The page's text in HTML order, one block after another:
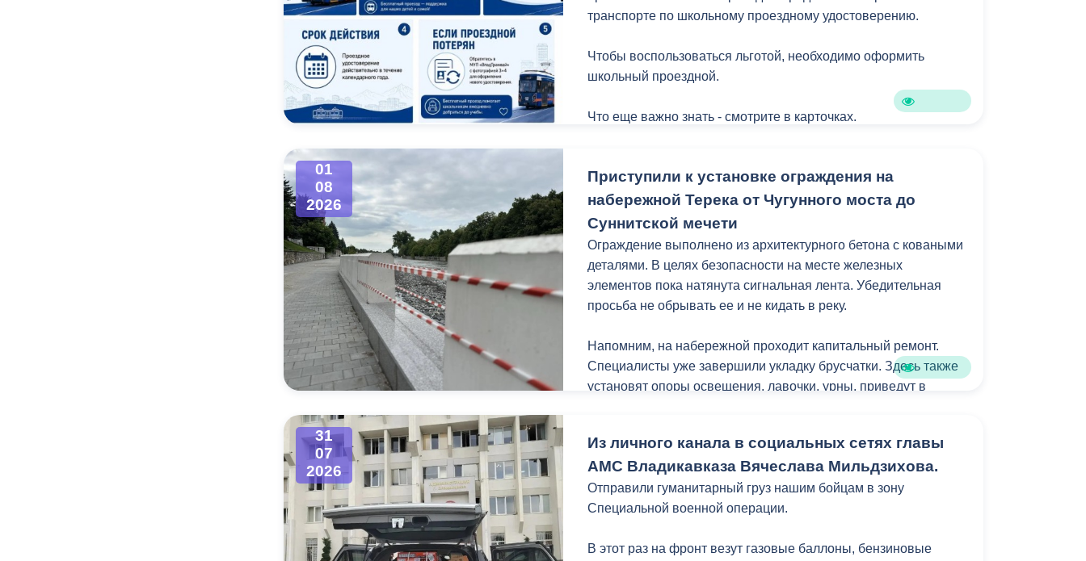
транспорте по школьному проездному удостоверению.
Чтобы воспользоваться льготой, необходимо оформить
школьный проездной.
Что еще важно знать - смотрите в карточках.
01
08
2026
Приступили к установке ограждения на
набережной Терека от Чугунного моста до
Суннитской мечети
Ограждение выполнено из архитектурного бетона с коваными
деталями. В целях безопасности на месте железных
элементов пока натянута сигнальная лента. Убедительная
просьба не обрывать ее и не кидать в реку.
Напомним, на набережной проходит капитальный ремонт.
Специалисты уже завершили укладку брусчатки. Здесь также
установят опоры освещения, лавочки, урны, приведут в
набережной Терека как главной прогулочной зоны
Владикавказа.
31
07
2026
Из личного канала в социальных сетях главы
АМС Владикавказа Вячеслава Мильдзихова.
Отправили гуманитарный груз нашим бойцам в зону
Специальной военной операции.
В этот раз на фронт везут газовые баллоны, бензиновые